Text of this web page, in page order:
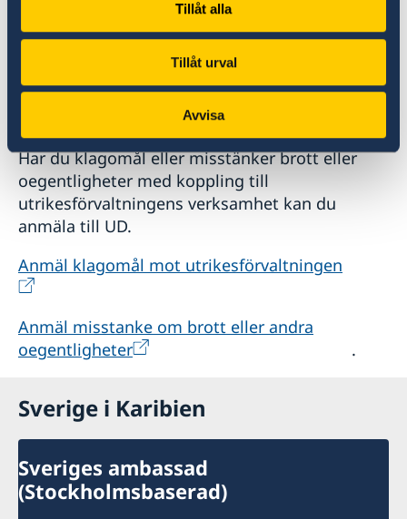
Tillåt alla
Tillåt urval
Avvisa
Har du klagomål eller misstänker brott eller
oegentligheter med koppling till
utrikesförvaltningens verksamhet kan du
anmäla till UD.
Anmäl klagomål mot utrikesförvaltningen
Anmäl misstanke om brott eller andra
oegentligheter
.
Sverige i Karibien
Sveriges ambassad
(Stockholmsbaserad)